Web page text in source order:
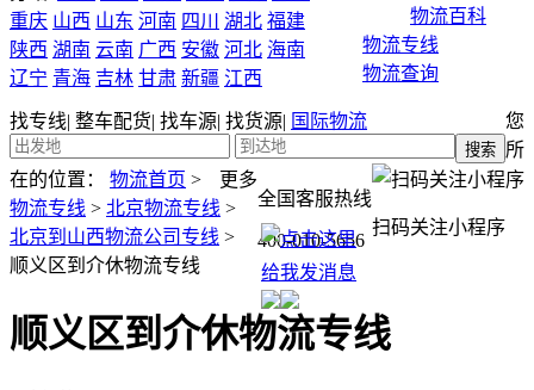
物流百科
物流专线
物流查询
找专线| 整车配货| 找车源| 找货源| 国际物流
全国客服热线
400-010-5656
扫码关注小程序
重庆 山西 山东 河南 四川 湖北 福建
陕西 湖南 云南 广西 安徽 河北 海南
辽宁 青海 吉林 甘肃 新疆 江西
更多
您
所
在的位置：
物流首页 >
物流专线 > 北京物流专线 >
北京到山西物流公司专线 >
顺义区到介休物流专线
顺义区到介休物流专线